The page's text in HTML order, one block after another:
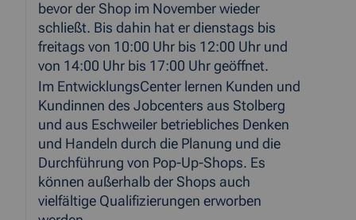
bevor der Shop im November wieder
schließt. Bis dahin hat er dienstags bis
freitags von 10:00 Uhr bis 12:00 Uhr und
von 14:00 Uhr bis 17:00 Uhr geöffnet.
Im EntwicklungsCenter lernen Kunden und
Kundinnen des Jobcenters aus Stolberg
und aus Eschweiler betriebliches Denken
und Handeln durch die Planung und die
Durchführung von Pop-Up-Shops. Es
können außerhalb der Shops auch
vielfältige Qualifizierungen erworben